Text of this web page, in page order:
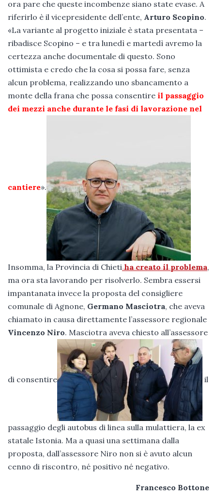
ora pare che queste incombenze siano state evase. A
riferirlo è il vicepresidente dell’ente, Arturo Scopino.
«La variante al progetto iniziale è stata presentata –
ribadisce Scopino – e tra lunedì e martedì avremo la
certezza anche documentale di questo. Sono
ottimista e credo che la cosa si possa fare, senza
alcun problema, realizzando uno sbancamento a
monte della frana che possa consentire il passaggio
dei mezzi anche durante le fasi di lavorazione nel
cantiere».
Insomma, la Provincia di Chietiha creato il problema,
ma ora sta lavorando per risolverlo. Sembra essersi
impantanata invece la proposta del consigliere
comunale di Agnone, Germano Masciotra, che aveva
chiamato in causa direttamente l’assessore regionale
Vincenzo Niro. Masciotra aveva chiesto all’assessore
di consentire il
passaggio degli autobus di linea sulla mulattiera, la ex
statale Istonia. Ma a quasi una settimana dalla
proposta, dall’assessore Niro non si è avuto alcun
cenno di riscontro, né positivo né negativo.
Francesco Bottone